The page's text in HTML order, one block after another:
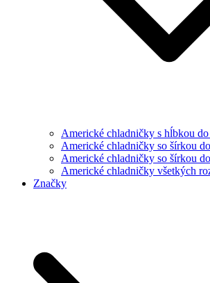
Americké chladničky s hĺbkou
Americké chladničky so šírkou
Americké chladničky so šírkou
Americké chladničky všetkých
Značky